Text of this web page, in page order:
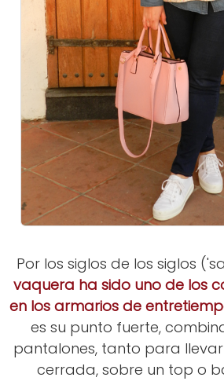
Por los siglos de los siglos
vaquera ha sido uno de los
en los armarios de
es su punto fuerte,
pantalones, tanto para
cerrada, sobre un top o